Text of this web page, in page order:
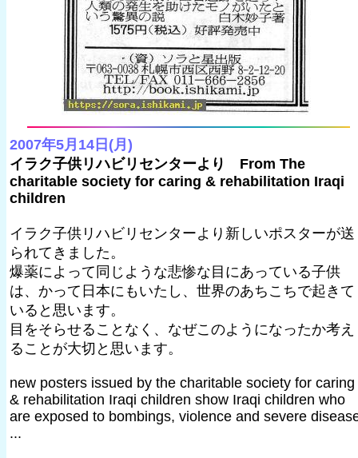
2007年5月14日(月)
イラク子供リハビリセンターより From The
charitable society for caring & rehabilitation Iraqi
children
イラク子供リハビリセンターより新しいポスターが送
られてきました。
爆薬によって同じような悲惨な目にあっている子供
は、かって日本にもいたし、世界のあちこちで起きて
いると思います。
目をそらせることなく、なぜこのようになったか考え
ることが大切と思います。
new posters issued by the charitable society for caring
& rehabilitation Iraqi children show Iraqi children who
are exposed to bombings, violence and severe
...